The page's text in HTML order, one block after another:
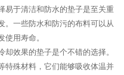
易于清洁和防水的垫子是至关重
。一些防水和防污的布料可以从
用寿命。
效果的垫子是个不错的选择。
特殊材料，它们能够吸收体温并